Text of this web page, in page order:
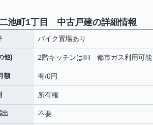
池町1丁目 中古戸建の詳細情報
バイク置場あり
他) 2階キッチンはIH 都市ガス利用可能
額 有/0円
所有権
出 不要